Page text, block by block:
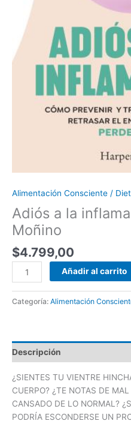
Alimentación Consciente /
Adiós a la
Moñino
$4.799,00
Añadir al carrito
Categoría: Alimentación
Descripción
¿SIENTES TU VIENTRE
CUERPO? ¿TE NOTAS DE
CANSADO DE LO NORMAL?
PODRÍA ESCONDERSE UN